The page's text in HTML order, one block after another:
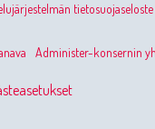
tietosuojaseloste
Administer-konsernin